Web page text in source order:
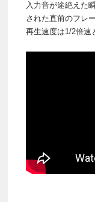
入力音が途絶えた
された直前のフレ
再生速度は1/2倍速